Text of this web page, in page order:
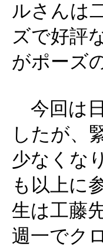
ルさんは
ズで好評
がポーズ
今回は
したが、
少なくな
も以上に
生は工藤
週一でク